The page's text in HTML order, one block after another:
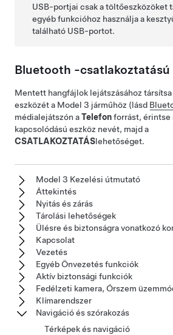
USB-portjai csak a töltőeszközöket
egyéb funkcióhoz használja a
található USB-portot.
Bluetooth -csatlakoztatású
Mentett hangfájlok lejátszásához
eszközét a Model 3 járműhöz (lásd
médialejátszón aTelefonforrást, érintse
kapcsolódású eszköz nevét, majd a
CSATLAKOZTATÁSlehetőséget.
Model 3 Kezelési útmutató
Áttekintés
Nyitás és zárás
Tárolási lehetőségek
Ülésre és biztonságra vonatkozó
Kapcsolat
Vezetés
Egyéb Önvezetés funkciók
Aktív biztonsági funkciók
Fedélzeti kamera, Őrszem
Klímarendszer
Navigáció és szórakozás
Térképek és navigáció